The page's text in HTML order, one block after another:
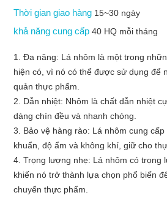
Thời gian giao hàng 15~30 ngày
khả năng cung cấp40 HQ mỗi tháng
1. Đa năng: Lá nhôm là một trong
hiện có, vì nó có thể được sử dụng để
quản thực phẩm.
2. Dẫn nhiệt: Nhôm là chất dẫn nhiệt
dàng chín đều và nhanh chóng.
3. Bảo vệ hàng rào: Lá nhôm cung
khuẩn, độ ẩm và không khí, giữ cho
4. Trọng lượng nhẹ: Lá nhôm có trọng
khiến nó trở thành lựa chọn phổ biến
chuyển thực phẩm.